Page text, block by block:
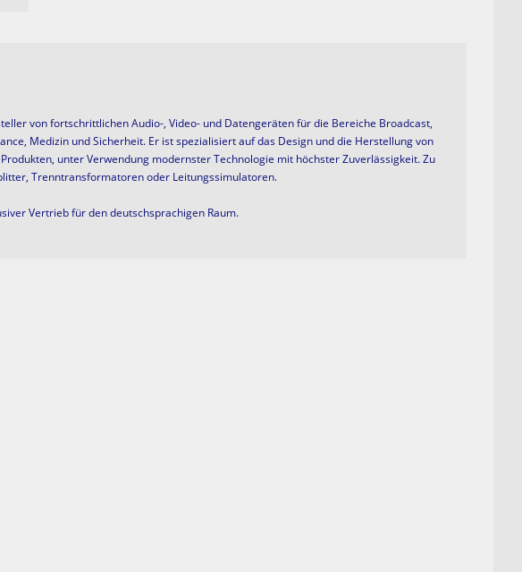
von fortschrittlichen Audio-, Video- und Datengeräten für die Bereiche Broadcast,
Medizin und Sicherheit. Er ist spezialisiert auf das Design und die Herstellung von
unter Verwendung modernster Technologie mit höchster Zuverlässigkeit. Zu
Trenntransformatoren oder Leitungssimulatoren.
Vertrieb für den deutschsprachigen Raum.